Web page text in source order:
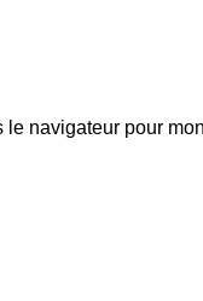
navigateur pour